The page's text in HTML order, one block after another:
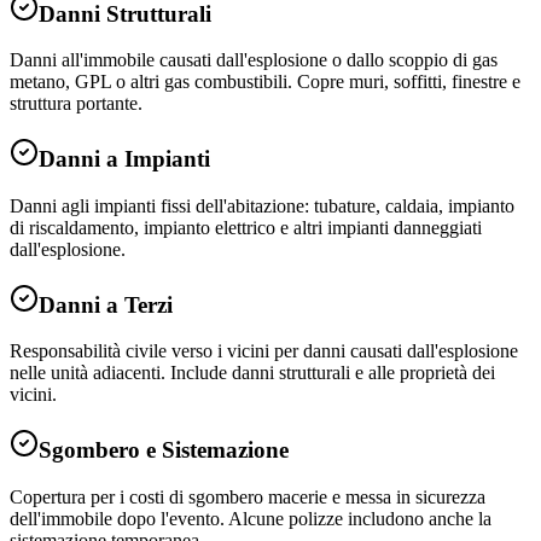
Danni Strutturali
Danni all'immobile causati dall'esplosione o dallo scoppio di gas
metano, GPL o altri gas combustibili. Copre muri, soffitti, finestre e
struttura portante.
Danni a Impianti
Danni agli impianti fissi dell'abitazione: tubature, caldaia, impianto
di riscaldamento, impianto elettrico e altri impianti danneggiati
dall'esplosione.
Danni a Terzi
Responsabilità civile verso i vicini per danni causati dall'esplosione
nelle unità adiacenti. Include danni strutturali e alle proprietà dei
vicini.
Sgombero e Sistemazione
Copertura per i costi di sgombero macerie e messa in sicurezza
dell'immobile dopo l'evento. Alcune polizze includono anche la